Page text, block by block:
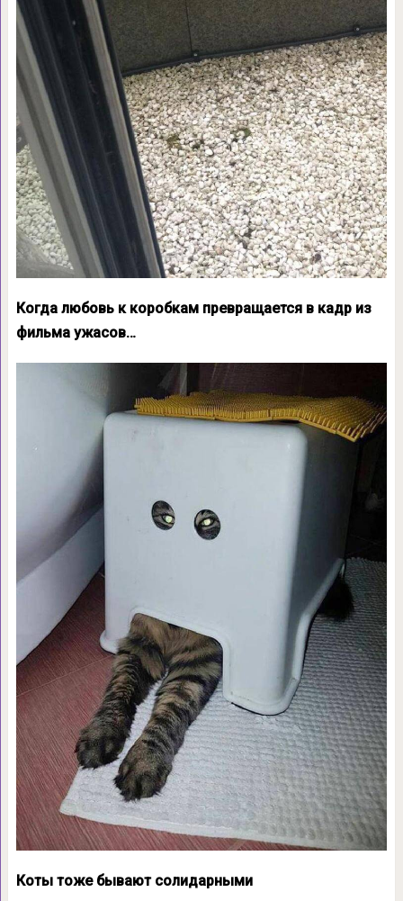
Когда любовь к коробкам превращается в кадр из
фильма ужасов…
Коты тоже бывают солидарными